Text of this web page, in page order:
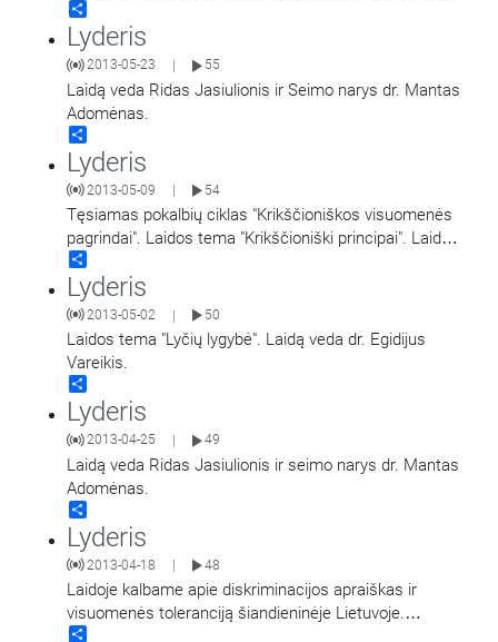
Lyderis
2013-05-23 55
Laidą veda Ridas Jasiulionis ir Seimo narys dr. Mantas
Adomėnas.
Lyderis
2013-05-09 54
Tęsiamas pokalbių ciklas "Krikščioniškos visuomenės
pagrindai". Laidos tema "Krikščioniški principai". Laidą
veda žurnalistas Ridas Jasiulionis ir Seimo narys dr.
Mantas Adomėnas.
Lyderis
2013-05-02 | 50
Laidos tema "Lyčių lygybė". Laidą veda dr. Egidijus
Vareikis.
Lyderis
2013-04-25 49
Laidą veda Ridas Jasiulionis ir seimo narys dr. Mantas
Adomėnas.
Lyderis
2013-04-18 48
Laidoje kalbame apie diskriminacijos apraiškas ir
visuomenės toleranciją šiandieninėje Lietuvoje.
Sociologiniai tyrimai padeda išsiaiškinti – esame